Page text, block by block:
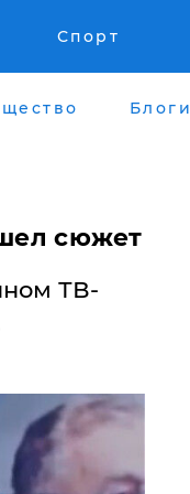
Спорт
Блоги
сюжет
ТВ-